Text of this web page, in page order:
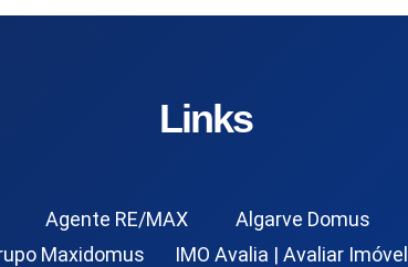
Links
Agente RE/MAX Algarve Domus
Maxidomus IMO Avalia | Avaliar Imóvel